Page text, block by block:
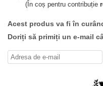
(În coș pentru contribuție
Acest produs va fi în
Doriți să primiți un e-mail